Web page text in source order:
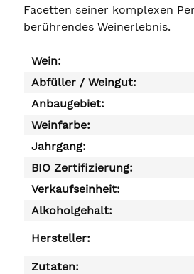
Facetten seiner komplexen
berührendes Weinerlebnis.
Wein:
Abfüller / Weingut:
Anbaugebiet:
Weinfarbe:
Jahrgang:
BIO Zertifizierung:
Verkaufseinheit:
Alkoholgehalt:
Hersteller:
Zutaten: